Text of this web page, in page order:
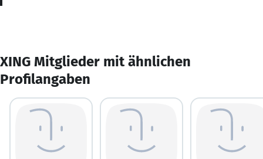
XING Mitglieder mit ähnlichen
Profilangaben